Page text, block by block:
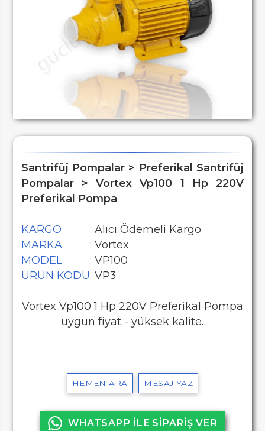
Santrifüj Pompalar > Preferikal Santrifüj
Pompalar > Vortex Vp100 1 Hp 220V
Preferikal Pompa
KARGO
: Alıcı Ödemeli Kargo
MARKA
: Vortex
MODEL
: VP100
ÜRÜN KODU: VP3
Vortex Vp100 1 Hp 220V Preferikal Pompa
uygun fiyat - yüksek kalite.
HEMEN ARA MESAJ YAZ
WHATSAPP İLE SİPARİŞ VER